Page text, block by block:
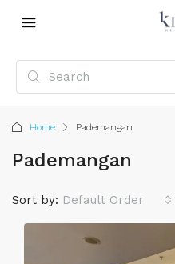
Home Pademangan
Pademangan
Sort by: Default Order